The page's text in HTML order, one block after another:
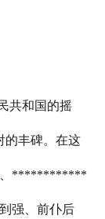
共和国的摇
丰碑。在这
、************
强、前仆后